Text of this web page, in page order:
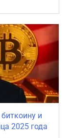
и
2025 года